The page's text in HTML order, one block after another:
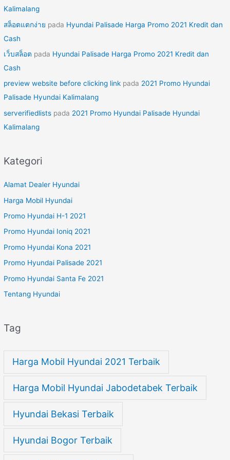
Kalimalang
สล็อตแตกง่าย pada Hyundai Palisade Harga Promo 2021 Kredit dan
Cash
เว็บสล็อต pada Hyundai Palisade Harga Promo 2021 Kredit dan
Cash
preview website before clicking link pada 2021 Promo Hyundai
Palisade Hyundai Kalimalang
serverifiedlists pada 2021 Promo Hyundai Palisade Hyundai
Kalimalang
Kategori
Alamat Dealer Hyundai
Harga Mobil Hyundai
Promo Hyundai H-1 2021
Promo Hyundai Ioniq 2021
Promo Hyundai Kona 2021
Promo Hyundai Palisade 2021
Promo Hyundai Santa Fe 2021
Tentang Hyundai
Tag
Harga Mobil Hyundai 2021 Terbaik
Harga Mobil Hyundai Jabodetabek Terbaik
Hyundai Bekasi Terbaik
Hyundai Bogor Terbaik